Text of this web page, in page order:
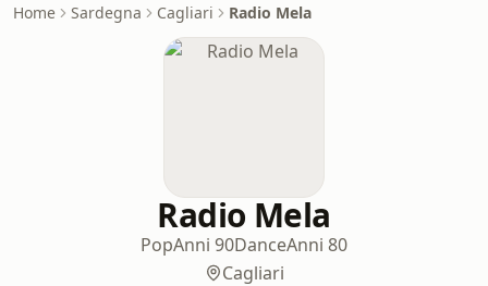
Home Sardegna Cagliari Radio Mela
Radio Mela
PopAnni 90DanceAnni 80
Cagliari